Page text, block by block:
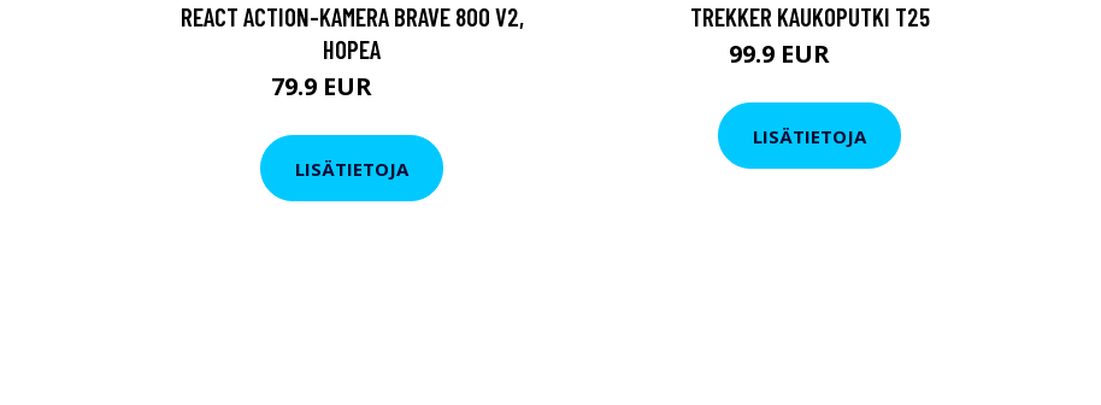
REACT ACTION-KAMERA BRAVE 800 V2,
HOPEA
79.9 EUR
LISÄTIETOJA
TREKKER KAUKOPUTKI T25
99.9 EUR
LISÄTIETOJA